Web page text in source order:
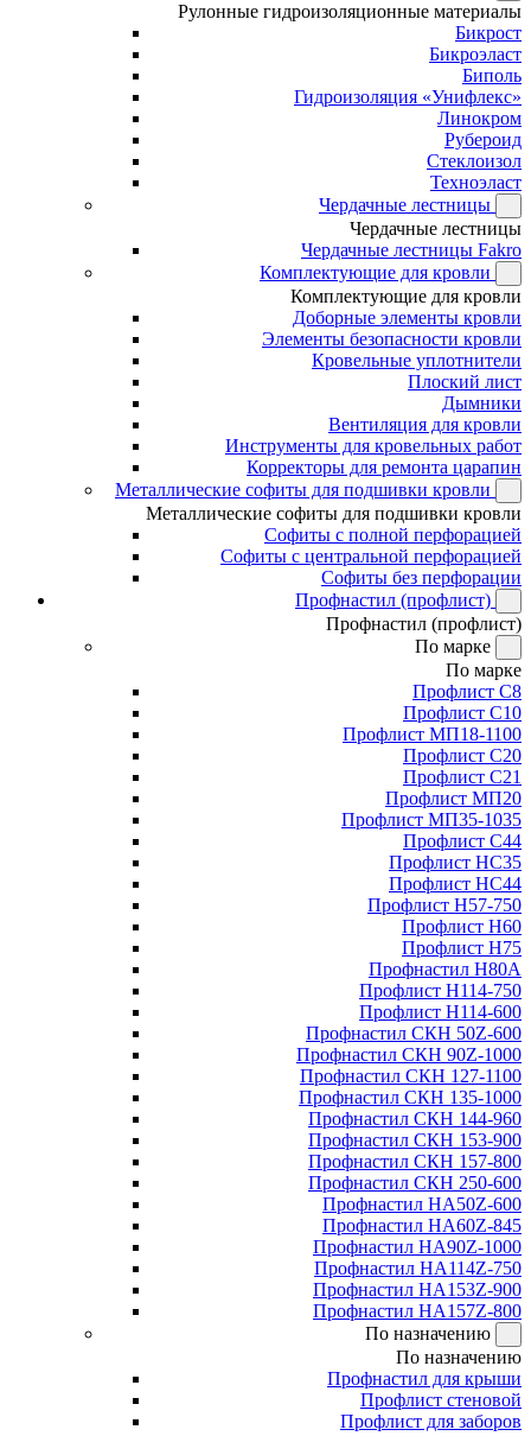
Рулонные гидроизоляционные материалы
Бикрост
Бикроэласт
Биполь
Гидроизоляция «Унифлекс»
Линокром
Рубероид
Стеклоизол
Техноэласт
Чердачные лестницы
Чердачные лестницы
Чердачные лестницы Fakro
Комплектующие для кровли
Комплектующие для кровли
Доборные элементы кровли
Элементы безопасности кровли
Кровельные уплотнители
Плоский лист
Дымники
Вентиляция для кровли
Инструменты для кровельных работ
Корректоры для ремонта царапин
Металлические софиты для подшивки кровли
Металлические софиты для подшивки кровли
Софиты с полной перфорацией
Софиты с центральной перфорацией
Софиты без перфорации
Профнастил (профлист)
Профнастил (профлист)
По марке
По марке
Профлист С8
Профлист С10
Профлист МП18-1100
Профлист С20
Профлист С21
Профлист МП20
Профлист МП35-1035
Профлист С44
Профлист НС35
Профлист НС44
Профлист Н57-750
Профлист Н60
Профлист Н75
Профнастил Н80А
Профлист Н114-750
Профлист Н114-600
Профнастил СКН 50Z-600
Профнастил СКН 90Z-1000
Профнастил СКН 127-1100
Профнастил СКН 135-1000
Профнастил СКН 144-960
Профнастил СКН 153-900
Профнастил СКН 157-800
Профнастил СКН 250-600
Профнастил НА50Z-600
Профнастил НА60Z-845
Профнастил НА90Z-1000
Профнастил НА114Z-750
Профнастил НА153Z-900
Профнастил НА157Z-800
По назначению
По назначению
Профнастил для крыши
Профлист стеновой
Профлист для заборов